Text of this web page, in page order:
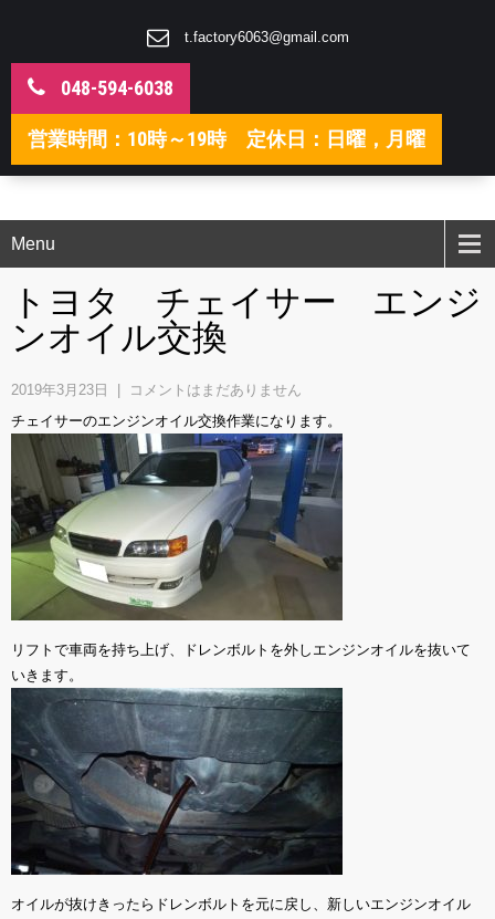
t.factory6063@gmail.com
048-594-6038
営業時間：10時～19時 定休日：日曜，月曜
Menu
トヨタ チェイサー エンジ
ンオイル交換
2019年3月23日
コメントはまだありません
チェイサーのエンジンオイル交換作業になります。
リフトで車両を持ち上げ、ドレンボルトを外しエンジンオイルを抜いて
いきます。
オイルが抜けきったらドレンボルトを元に戻し、新しいエンジンオイル